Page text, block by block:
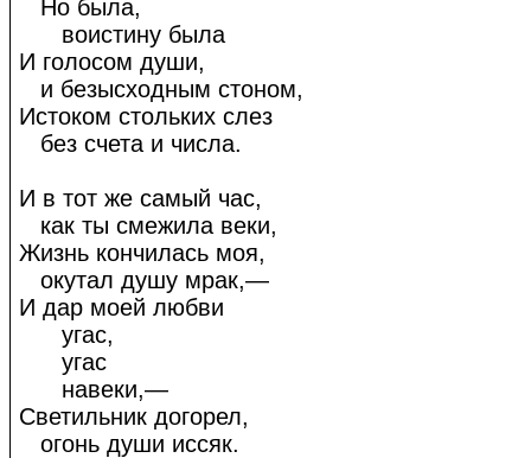
Но была,
воистину была
И голосом души,
и безысходным стоном,
Истоком стольких слез
без счета и числа.
И в тот же самый час,
как ты смежила веки,
Жизнь кончилась моя,
окутал душу мрак,—
И дар моей любви
угас,
угас
навеки,—
Светильник догорел,
огонь души иссяк.